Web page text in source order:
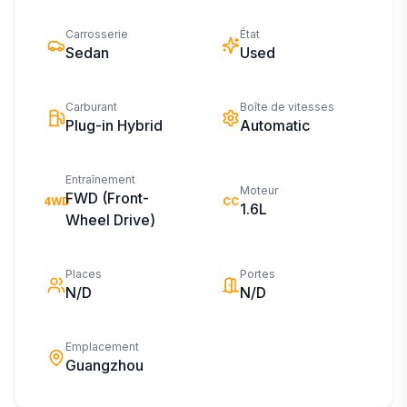
Carrosserie
Sedan
État
Used
Carburant
Plug-in Hybrid
Boîte de vitesses
Automatic
4WD
Entraînement
FWD (Front-
Wheel Drive)
CC
Moteur
1.6L
Places
N/D
Portes
N/D
Emplacement
Guangzhou